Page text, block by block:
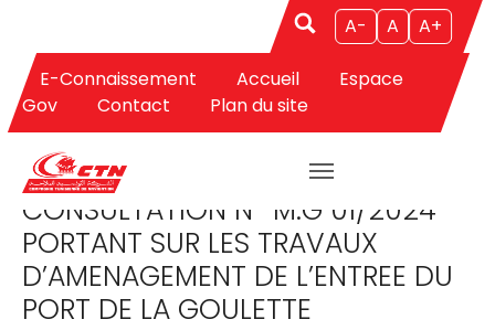
Aller au contenu principal
A- A A+
E-Connaissement Accueil
Espace
Gov
Contact Plan du site
APPELS D'OFFRES
CONSULTATION N° M.G 01/2024
PORTANT SUR LES TRAVAUX
D’AMENAGEMENT DE L’ENTREE DU
PORT DE LA GOULETTE